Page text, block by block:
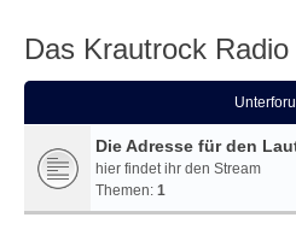
Das Krautrock Radio
Die Adresse für den
hier findet ihr den Stream
Themen: 1